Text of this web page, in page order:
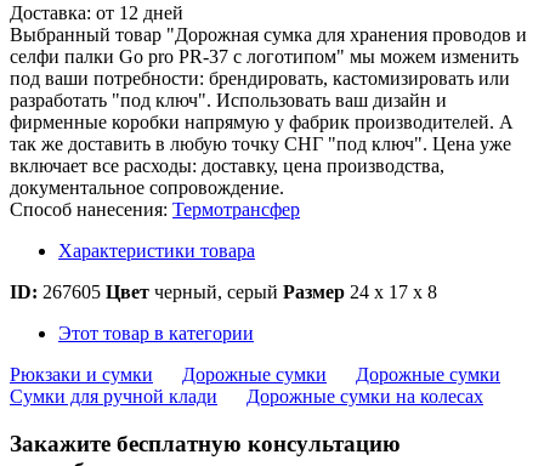
Доставка: от 12 дней
Выбранный товар "Дорожная сумка для хранения проводов и
селфи палки Go pro PR-37 с логотипом" мы можем изменить
под ваши потребности: брендировать, кастомизировать или
разработать "под ключ". Использовать ваш дизайн и
фирменные коробки напрямую у фабрик производителей. А
так же доставить в любую точку СНГ "под ключ". Цена уже
включает все расходы: доставку, цена производства,
документальное сопровождение.
Способ нанесения: Термотрансфер
Характеристики товара
ID: 267605 Цвет черный, серый Размер 24 х 17 х 8
Этот товар в категории
Рюкзаки и сумки
Дорожные сумки
Дорожные сумки
Сумки для ручной клади
Дорожные сумки на колесах
Закажите бесплатную консультацию